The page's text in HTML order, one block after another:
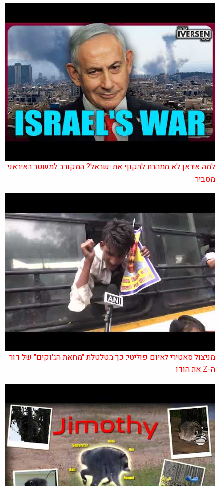
למה איראן לא ממהרת לתקוף את ישראל? המקורב למשטר האיראני
מסביר
מניצול סאטירי לאיום פוליטי: כך מטלטלת "מחאת הג'וקים" של דור
ה-Z את הודו